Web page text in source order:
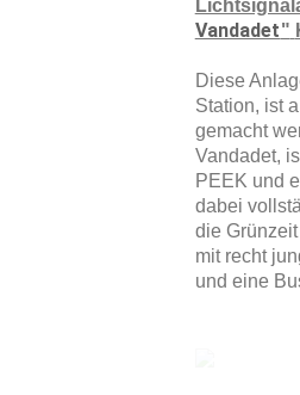
Vandadet"
Diese
Station, ist
gemacht
Vandadet,
PEEK und
dabei
die
mit recht
und eine